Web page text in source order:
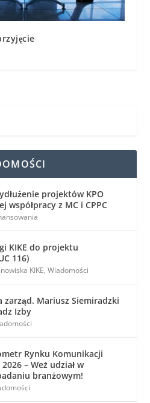
projektów KPO
współpracy z MC i CPPC
KIKE do projektu
116)
KIKE,Wiadomości
zarząd. Mariusz Siemiradzki
Izby
Rynku Komunikacji
– Weź udział w
branżowym!